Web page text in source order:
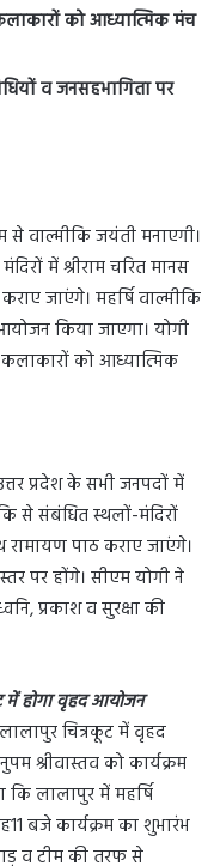
कलाकारों को आध्यात्मिक मंच
व जनसहभागिता पर
वाल्मीकि जयंती मनाएगी।
में श्रीराम चरित मानस
जाएंगे। महर्षि वाल्मीकि
किया जाएगा। योगी
कलाकारों को आध्यात्मिक
प्रदेश के सभी जनपदों में
से संबंधित स्थलों-मंदिरों
पाठ कराए जाएंगे।
पर होंगे। सीएम योगी ने
प्रकाश व सुरक्षा की
में होगा वृहद आयोजन
चित्रकूट में वृहद
श्रीवास्तव को कार्यक्रम
कि लालापुर में महर्षि
बजे कार्यक्रम का शुभारंभ
व टीम की तरफ से